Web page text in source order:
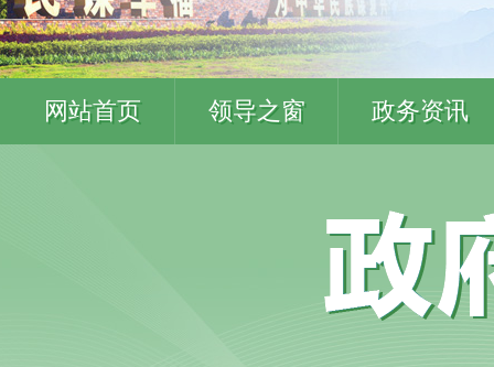
网站首页 领导之窗 政务资讯